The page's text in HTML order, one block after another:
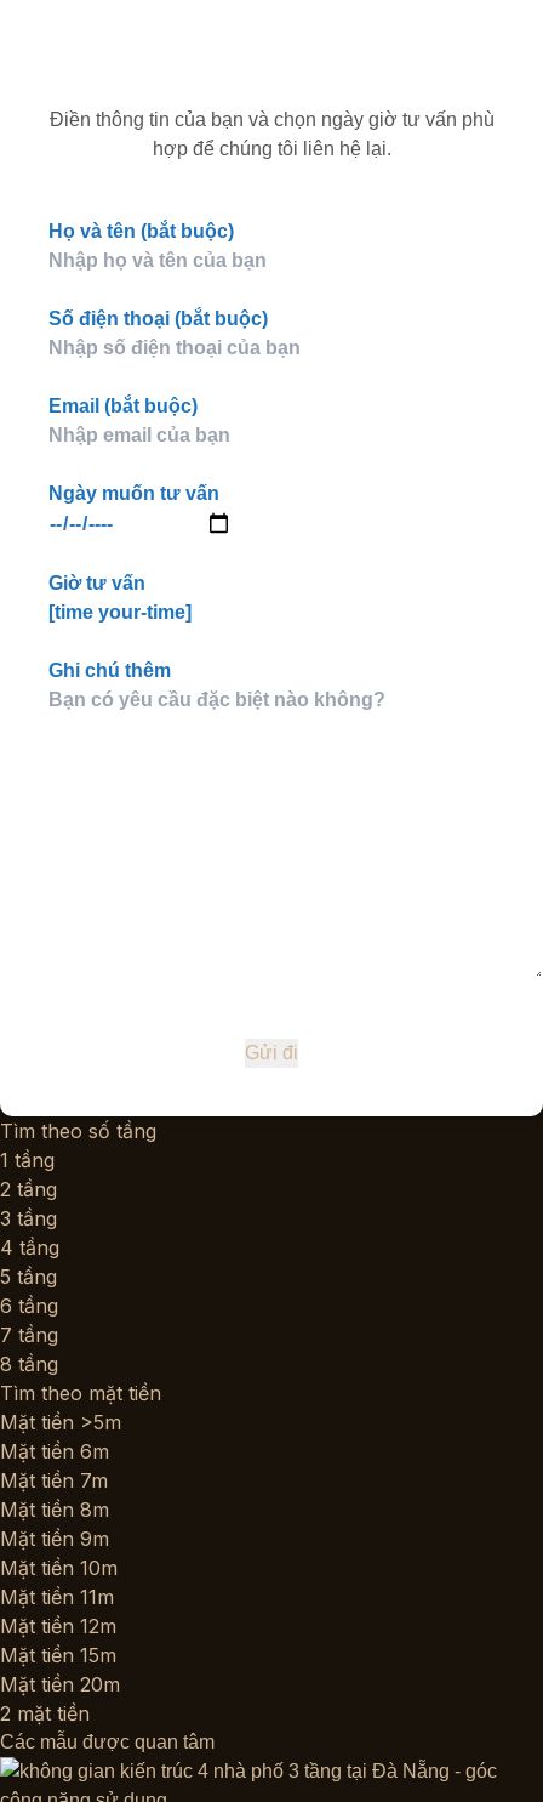
Điền thông tin của bạn và chọn ngày giờ tư vấn phù
hợp để chúng tôi liên hệ lại.
Họ và tên (bắt buộc)
Số điện thoại (bắt buộc)
Email (bắt buộc)
Ngày muốn tư vấn
Giờ tư vấn
[time your-time]
Ghi chú thêm
Tìm theo số tầng
1 tầng
2 tầng
3 tầng
4 tầng
5 tầng
6 tầng
7 tầng
8 tầng
Tìm theo mặt tiền
Mặt tiền >5m
Mặt tiền 6m
Mặt tiền 7m
Mặt tiền 8m
Mặt tiền 9m
Mặt tiền 10m
Mặt tiền 11m
Mặt tiền 12m
Mặt tiền 15m
Mặt tiền 20m
2 mặt tiền
Các mẫu được quan tâm